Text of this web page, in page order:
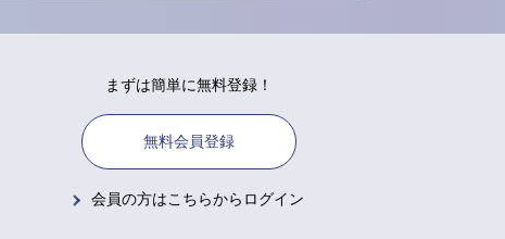
まずは簡単に無料登録！
無料会員登録
会員の方はこちらからログイン